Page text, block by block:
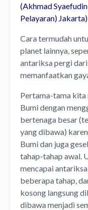
(Akhmad
Pelayaran) Jakarta)
Cara termudah
planet lainnya,
antariksa pergi
memanfaatkan
Pertama-tama kita
Bumi dengan
bertenaga besar
yang dibawa)
Bumi dan juga
tahap-tahap awal.
mencapai
beberapa tahap,
kosong langsung
dibawa menjadi